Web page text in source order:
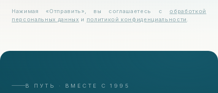
Нажимая «Отправить», вы соглашаетесь с
обработкой
персональных данных и политикой конфиденциальности
В ПУТЬ · ВМЕСТЕ С 1995